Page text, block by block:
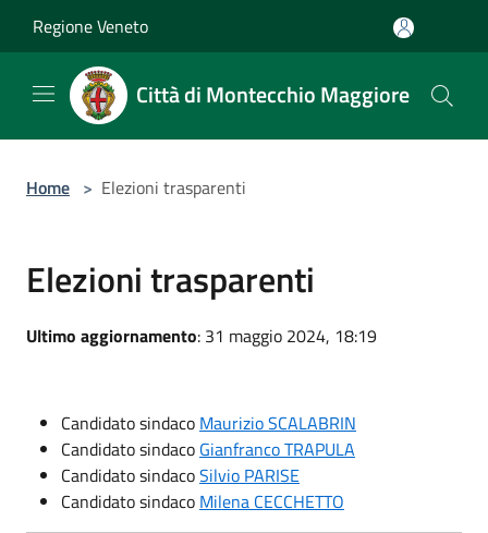
Regione Veneto
Città di Montecchio Maggiore
Home > Elezioni trasparenti
Elezioni trasparenti
Ultimo aggiornamento: 31 maggio 2024, 18:19
Candidato sindaco Maurizio SCALABRIN
Candidato sindaco Gianfranco TRAPULA
Candidato sindacoSilvio PARISE
Candidato sindaco Milena CECCHETTO